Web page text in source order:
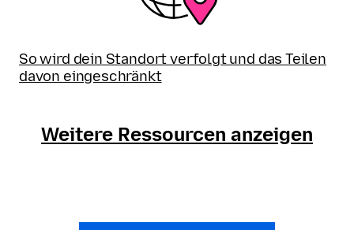
So wird dein Standort verfolgt und das Teilen
davon eingeschränkt
Weitere Ressourcen anzeigen